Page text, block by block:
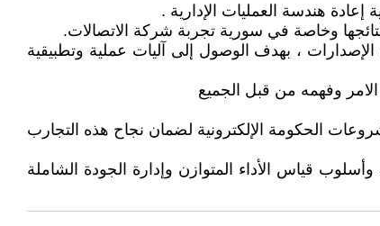
هندسة العمليات الإدارية .
وخاصة في سورية تجربة شركة الاتصالات.
، بهدف الوصول إلى آليات عملية وتطبيقية
الامر وفهمه من قبل الجميع
الحكومة الإلكترونية لضمان نجاح هذه التجارب
قياس الأداء المتوازن وإدارة الجودة الشاملة